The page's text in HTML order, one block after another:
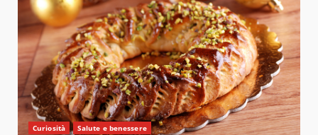
Curiosità Salute e benessere